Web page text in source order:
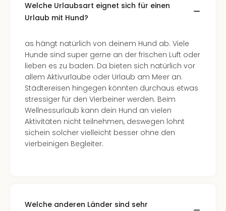
Welche Urlaubsart eignet sich für einen
Urlaub mit Hund?
as hängt natürlich von deinem Hund ab. Viele
Hunde sind super gerne an der frischen Luft oder
lieben es zu baden. Da bieten sich natürlich vor
allem Aktivurlaube oder Urlaub am Meer an.
Städtereisen hingegen könnten durchaus etwas
stressiger für den Vierbeiner werden. Beim
Wellnessurlaub kann dein Hund an vielen
Aktivitäten nicht teilnehmen, deswegen lohnt
sichein solcher vielleicht besser ohne den
vierbeinigen Begleiter.
Welche anderen Länder sind sehr